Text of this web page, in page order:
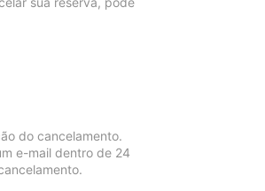
do cancelamento.
e-mail dentro de 24